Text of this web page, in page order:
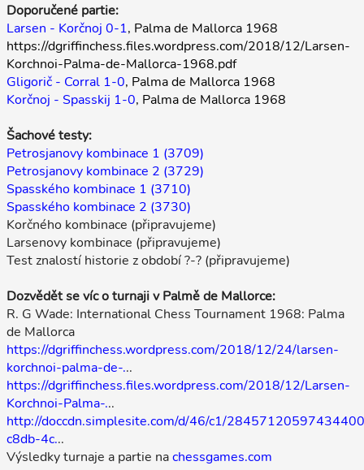
Doporučené partie:
Larsen - Korčnoj 0-1, Palma de Mallorca 1968
https://dgriffinchess.files.wordpress.com/2018/12/Larsen-
Korchnoi-Palma-de-Mallorca-1968.pdf
Gligorič - Corral 1-0, Palma de Mallorca 1968
Korčnoj - Spasskij 1-0, Palma de Mallorca 1968
Šachové testy:
Petrosjanovy kombinace 1 (3709)
Petrosjanovy kombinace 2 (3729)
Spasského kombinace 1 (3710)
Spasského kombinace 2 (3730)
Korčného kombinace (připravujeme)
Larsenovy kombinace (připravujeme)
Test znalostí historie z období ?-? (připravujeme)
Dozvědět se víc o turnaji v Palmě de Mallorce:
R. G Wade: International Chess Tournament 1968: Palma
de Mallorca
https://dgriffinchess.wordpress.com/2018/12/24/larsen-
korchnoi-palma-de-...
https://dgriffinchess.files.wordpress.com/2018/12/Larsen-
Korchnoi-Palma-...
http://doccdn.simplesite.com/d/46/c1/
c8db-4c...
Výsledky turnaje a partie nachessgames.com